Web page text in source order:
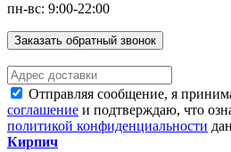
пн-вс: 9:00-22:00
Заказать обратный звонок
Отправляя сообщение, я
соглашение и подтверждаю, что
политикой конфиденциальности
Кирпич